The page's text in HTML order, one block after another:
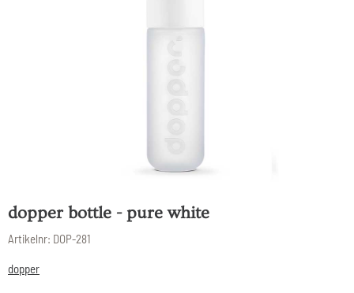
dopper bottle - pure white
Artikelnr: DOP-281
dopper